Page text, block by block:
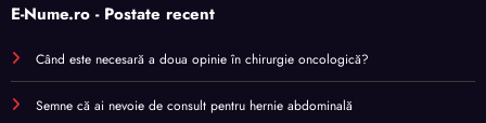
E-Nume.ro - Postate recent
Când este necesară a doua opinie în chirurgie oncologică?
Semne că ai nevoie de consult pentru hernie abdominală